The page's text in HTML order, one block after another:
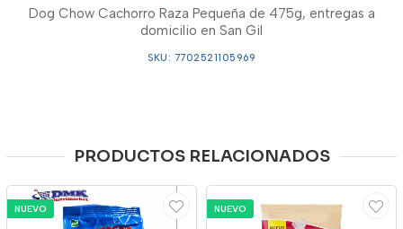
Dog Chow Cachorro Raza Pequeña de 475g, entregas a
domicilio en San Gil
SKU: 7702521105969
PRODUCTOS RELACIONADOS
NUEVO NUEVO